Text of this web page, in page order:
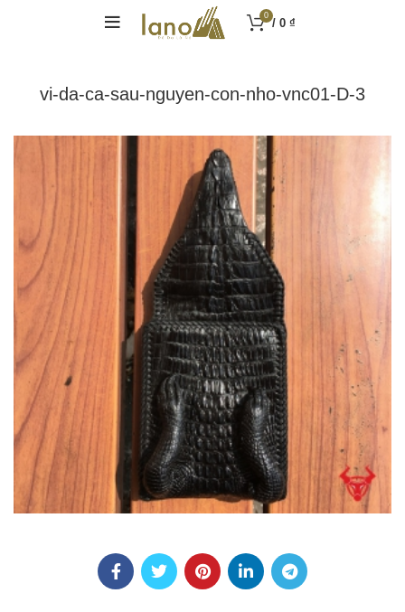
0
/ 0 ₫
vi-da-ca-sau-nguyen-con-nho-vnc01-D-3